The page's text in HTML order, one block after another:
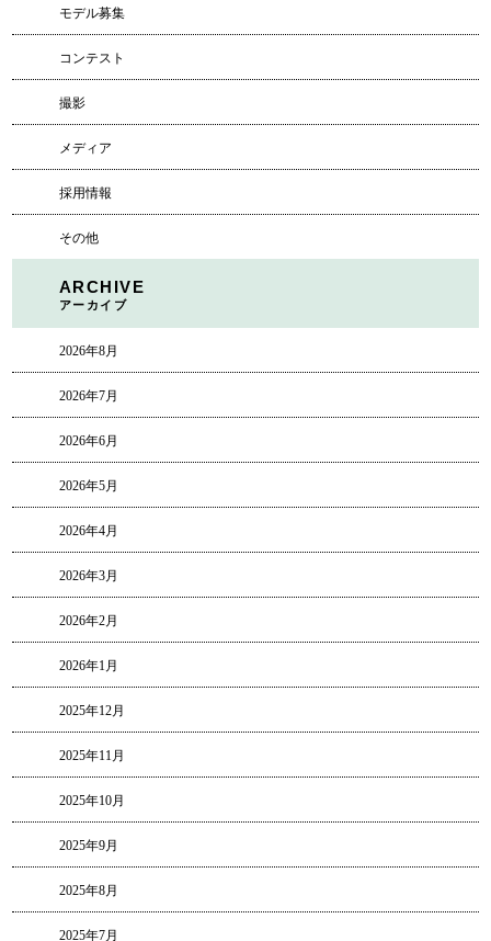
モデル募集
コンテスト
撮影
メディア
採用情報
その他
ARCHIVE
アーカイブ
2026年8月
2026年7月
2026年6月
2026年5月
2026年4月
2026年3月
2026年2月
2026年1月
2025年12月
2025年11月
2025年10月
2025年9月
2025年8月
2025年7月